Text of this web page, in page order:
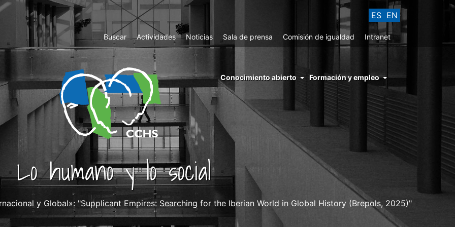
ES EN
Top
Menu
Buscar Actividades Noticias Sala de prensa Comisión de igualdad Intranet
menu
right
cchs
conocimiento
abierto
Conocimiento abierto Formación y empleo
Lo humano y lo social
y Global»: "Supplicant Empires: Searching for the Iberian World in Global History (Brepols, 2025)"